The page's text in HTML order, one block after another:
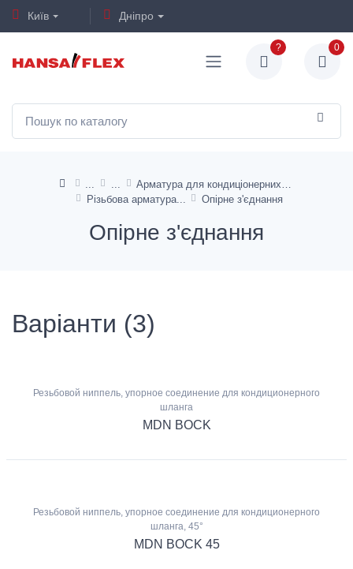
Київ Дніпро
? 0
Різьбова арматура
Опірне з'єднання
Опірне з'єднання
Варіанти (3)
Резьбовой ниппель, упорное соединение для кондиционерного
шланга
MDN BOCK
Резьбовой ниппель, упорное соединение для кондиционерного
шланга, 45°
MDN BOCK 45